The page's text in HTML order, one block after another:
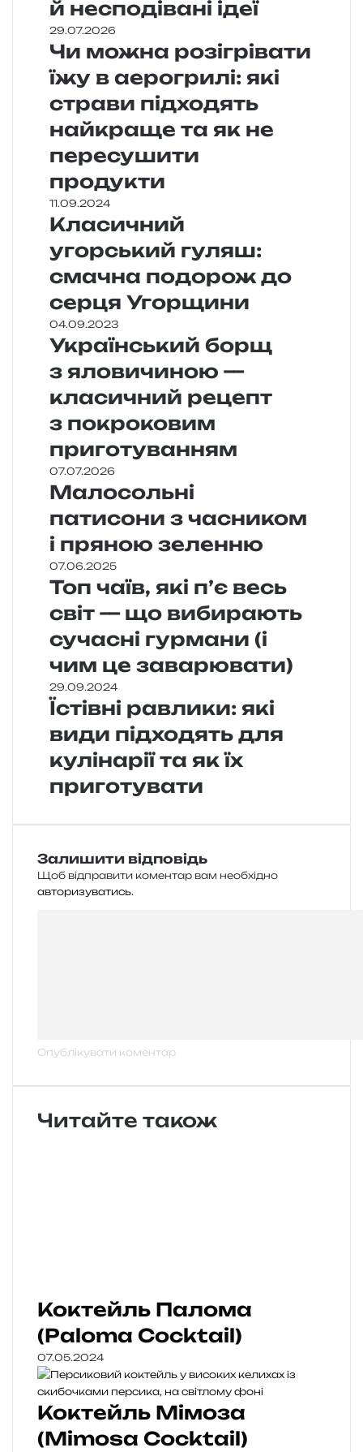
й несподівані ідеї
29.07.2026
Чи можна розігрівати
їжу в аерогрилі: які
страви підходять
найкраще та як не
пересушити
продукти
11.09.2024
Класичний
угорський гуляш:
смачна подорож до
серця Угорщини
04.09.2023
Український борщ
з яловичиною —
класичний рецепт
з покроковим
приготуванням
07.07.2026
Малосольні
патисони з часником
і пряною зеленню
07.06.2025
Топ чаїв, які п’є весь
світ — що вибирають
сучасні гурмани (і
чим це заварювати)
29.09.2024
Їстівні равлики: які
види підходять для
кулінарії та як їх
приготувати
Залишити відповідь
Щоб відправити коментар вам необхідно
авторизуватись.
Читайте також
Коктейль Палома
(Paloma Cocktail)
07.05.2024
Коктейль Мімоза
(Mimosa Cocktail)